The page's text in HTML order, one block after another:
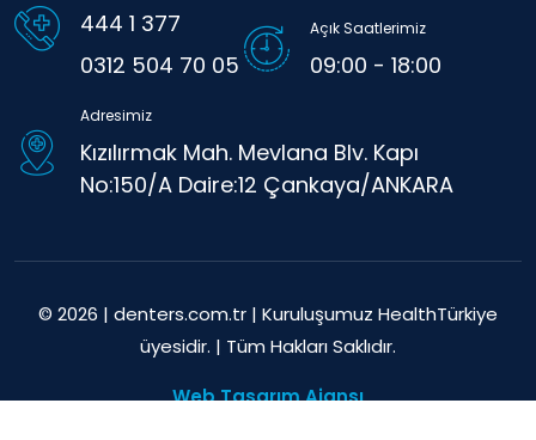
444 1 377
0312 504 70 05
Açık Saatlerimiz
09:00 - 18:00
Adresimiz
Kızılırmak Mah. Mevlana Blv. Kapı
No:150/A Daire:12 Çankaya/ANKARA
© 2026 | denters.com.tr | Kuruluşumuz HealthTürkiye
üyesidir. | Tüm Hakları Saklıdır.
Web Tasarım Ajansı